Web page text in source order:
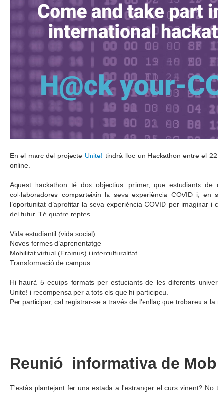
En el marc del projecte Unite! tindrà lloc un Hackathon entre el
online.
Aquest hackathon té dos objectius: primer, que estudiants de
col·laboradores comparteixin la seva experiència COVID i, en
l’oportunitat d’aprofitar la seva experiència COVID per imaginar i
del futur. Té quatre reptes:
Vida estudiantil (vida social)
Noves formes d’aprenentatge
Mobilitat virtual (Eramus) i interculturalitat
Transformació de campus
Hi haurà 5 equips formats per estudiants de les diferents
Unite! i recompensa per a tots els que hi participeu.
Per participar, cal registrar-se a través de l'enllaç que trobareu a la
Reunió informativa de
T'estàs plantejant fer una estada a l'estranger el curs vinent? No